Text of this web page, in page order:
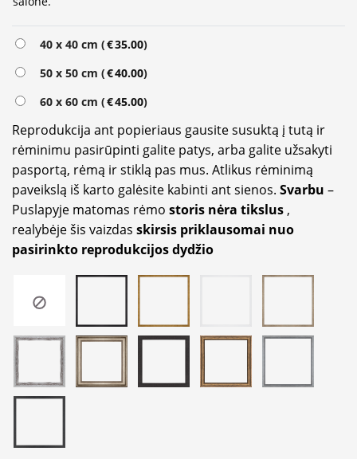
40 x 40 cm (€35.00)
50 x 50 cm (€40.00)
60 x 60 cm (€45.00)
Reprodukcija ant popieriaus gausite susuktą į tutą ir
rėminimu pasirūpinti galite patys, arba galite užsakyti
pasportą, rėmą ir stiklą pas mus. Atlikus rėminimą
paveikslą iš karto galėsite kabinti ant sienos. Svarbu –
Puslapyje matomas rėmo storis nėra tikslus,
realybėje šis vaizdas skirsis priklausomai nuo
pasirinkto reprodukcijos dydžio
Alternative: